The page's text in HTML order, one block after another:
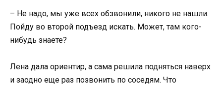
– Не надо, мы уже всех обзвонили, никого не нашли.
Пойду во второй подъезд искать. Может, там кого-
нибудь знаете?
Лена дала ориентир, а сама решила подняться наверх
и заодно еще раз позвонить по соседям. Что